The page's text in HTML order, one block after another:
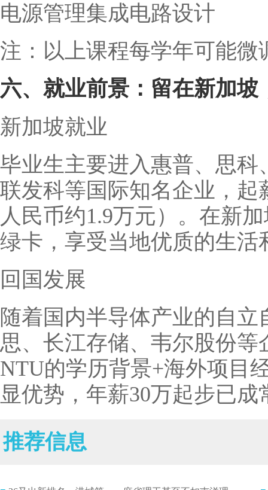
电源管理集成电路设计
注：以上课程每学年可能
六、就业前景：留在新加坡
新加坡就业
毕业生主要进入惠普、思
联发科等国际知名企业，起
人民币约1.9万元）。在新
绿卡，享受当地优质的生活
回国发展
随着国内半导体产业的自
思、长江存储、韦尔股份
NTU的学历背景+海外项目
显优势，年薪30万起步已成
推荐信息